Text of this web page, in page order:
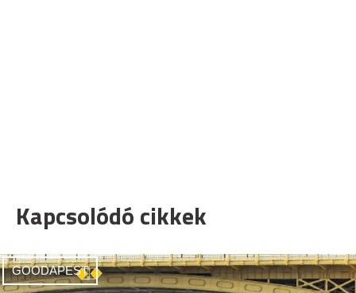
Kapcsolódó cikkek
GOODAPEST